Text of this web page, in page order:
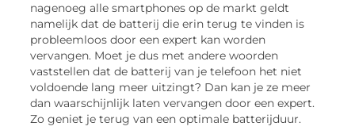
nagenoeg alle smartphones op de markt geldt
namelijk dat de batterij die erin terug te vinden is
probleemloos door een expert kan worden
vervangen. Moet je dus met andere woorden
vaststellen dat de batterij van je telefoon het niet
voldoende lang meer uitzingt? Dan kan je ze meer
dan waarschijnlijk laten vervangen door een expert.
Zo geniet je terug van een optimale batterijduur.